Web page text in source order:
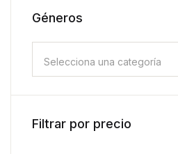
Géneros
Selecciona una categoría
Filtrar por precio